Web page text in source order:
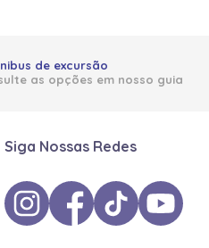
de excursão
as opções em nosso guia
Siga Nossas Redes